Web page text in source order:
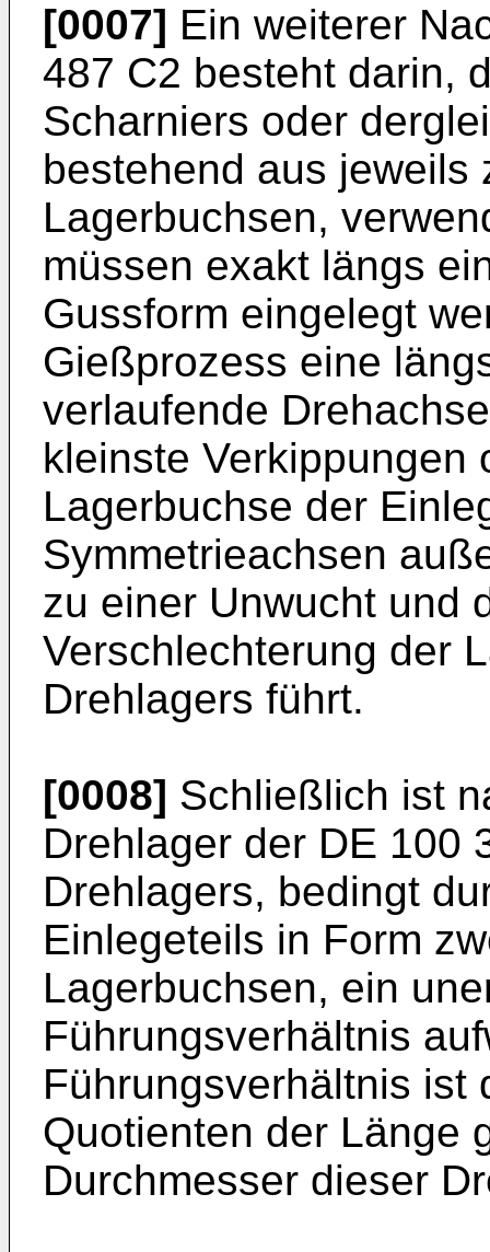
[0007] Ein weiterer
487 C2 besteht darin,
Scharniers oder
bestehend aus jeweils
Lagerbuchsen,
müssen exakt längs
Gussform eingelegt
Gießprozess eine
verlaufende
kleinste Verkippungen
Lagerbuchse der
Symmetrieachsen
zu einer Unwucht und
Verschlechterung der
Drehlagers führt.
[0008] Schließlich ist
Drehlager der DE 100
Drehlagers, bedingt
Einlegeteils in Form
Lagerbuchsen, ein
Führungsverhältnis
Führungsverhältnis ist
Quotienten der Länge
Durchmesser dieser